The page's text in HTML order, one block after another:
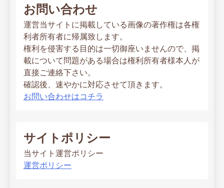
お問い合わせ
運営当サイトに掲載している画像の著作権は各権
利者所有者に帰属致します。
権利を侵害する目的は一切御座いませんので、掲
載について問題がある場合は権利所有者様本人が
直接ご連絡下さい。
確認後、速やかに対応させて頂きます。
お問い合わせはコチラ
サイトポリシー
当サイト運営ポリシー
運営ポリシー